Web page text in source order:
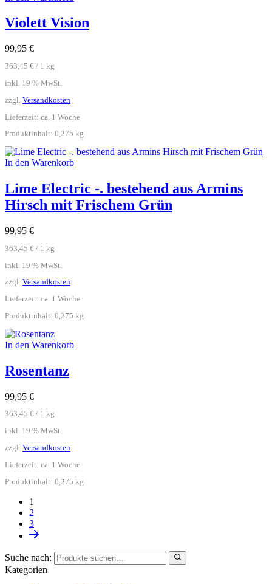
Violett Vision
99,95 €
363,45 € / 1 kg
inkl. 19 % MwSt.
zzgl. Versandkosten
Lieferzeit: ca. 1 Woche
Produktinhalt: 0,275 kg
In den Warenkorb
Lime Electric -. bestehend aus Armins
Hirsch mit Frischem Grün
99,95 €
363,45 € / 1 kg
inkl. 19 % MwSt.
zzgl. Versandkosten
Lieferzeit: ca. 1 Woche
Produktinhalt: 0,275 kg
In den Warenkorb
Rosentanz
99,95 €
363,45 € / 1 kg
inkl. 19 % MwSt.
zzgl. Versandkosten
Lieferzeit: ca. 1 Woche
Produktinhalt: 0,275 kg
1
2
3
Suche nach:
Kategorien